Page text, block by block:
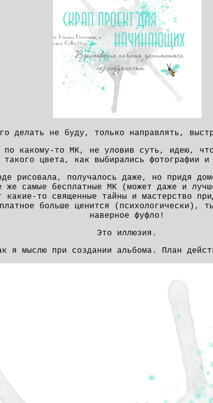
делать не буду, только направлять,
по какому-то МК, не уловив суть, идею,
такого цвета, как выбирались фотографии и
рисовала, получалось даже, но придя
же самые бесплатные МК (может даже и
то священные тайны и мастерство
больше ценится
наверное фуфло!
Это иллюзия.
я мыслю при создании альбома. План